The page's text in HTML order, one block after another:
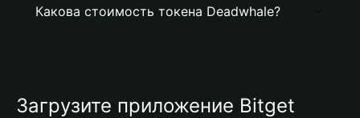
Какова стоимость токена Deadwhale?
Загрузите приложение Bitget